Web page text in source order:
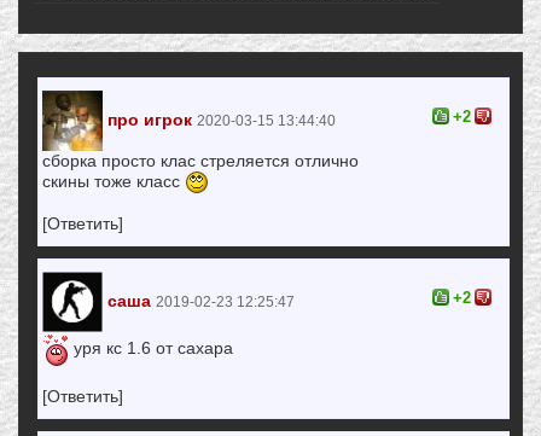
про игрок 2020-03-15 13:44:40
сборка просто клас стреляется отлично
скины тоже класс
[Ответить]
+2
саша 2019-02-23 12:25:47
уря кс 1.6 от сахара
[Ответить]
+2